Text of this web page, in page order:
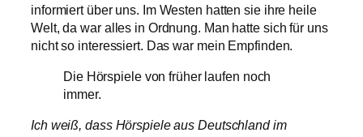
informiert über uns. Im Westen hatten sie ihre heile
Welt, da war alles in Ordnung. Man hatte sich für uns
nicht so interessiert. Das war mein Empfinden.
Die Hörspiele von früher laufen noch
immer.
Ich weiß, dass Hörspiele aus Deutschland im